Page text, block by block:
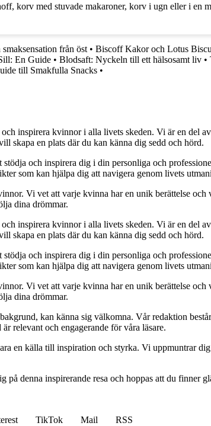
korv med stuvade makaroner, korv i ugn eller i en
från öst• Biscoff Kakor och Lotus
En Guide • Blodsaft: Nyckeln till ett hälsosamt liv •
till Smakfulla Snacks •
inspirera kvinnor i alla livets skeden. Vi är en del
skapa en plats där du kan känna dig sedd och hörd.
och inspirera dig i din personliga och
som kan hjälpa dig att navigera genom livets
Vi vet att varje kvinna har en unik berättelse och
dina drömmar.
inspirera kvinnor i alla livets skeden. Vi är en del
skapa en plats där du kan känna dig sedd och hörd.
och inspirera dig i din personliga och
som kan hjälpa dig att navigera genom livets
Vi vet att varje kvinna har en unik berättelse och
dina drömmar.
kan känna sig välkomna. Vår redaktion
relevant och engagerande för våra läsare.
en källa till inspiration och styrka. Vi uppmuntrar
denna inspirerande resa och hoppas att du finner
TikTok Mail
RSS